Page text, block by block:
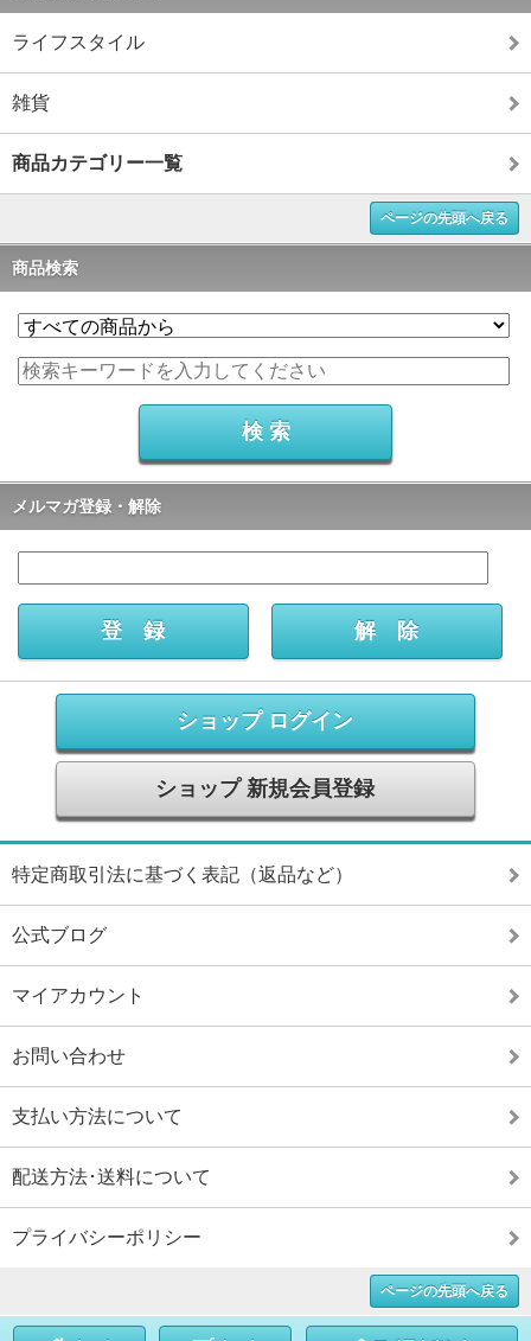
ライフスタイル
雑貨
商品カテゴリー一覧
ページの先頭へ戻る
商品検索
メルマガ登録・解除
ショップ ログイン
ショップ 新規会員登録
特定商取引法に基づく表記（返品など）
公式ブログ
マイアカウント
お問い合わせ
支払い方法について
配送方法･送料について
プライバシーポリシー
ページの先頭へ戻る